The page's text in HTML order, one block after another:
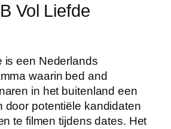
Vol Liefde
is een Nederlands
waarin bed and
in het buitenland een
door potentiële kandidaten
te filmen tijdens dates. Het